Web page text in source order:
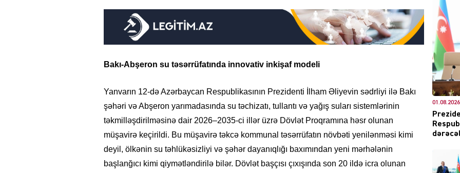
Bakı-Abşeron su təsərrüfatında innovativ inkişaf modeli
Yanvarın 12-də Azərbaycan Respublikasının Prezidenti İlham Əliyevin sədrliyi ilə Bakı
şəhəri və Abşeron yarımadasında su təchizatı, tullantı və yağış suları sistemlərinin
təkmilləşdirilməsinə dair 2026–2035-ci illər üzrə Dövlət Proqramına həsr olunan
müşavirə keçirildi. Bu müşavirə təkcə kommunal təsərrüfatın növbəti yenilənməsi kimi
deyil, ölkənin su təhlükəsizliyi və şəhər dayanıqlığı baxımından yeni mərhələnin
başlanğıcı kimi qiymətləndirilə bilər. Dövlət başçısı çıxışında son 20 ildə icra olunan
DÜNYA
ŞOU-
01.08.2026